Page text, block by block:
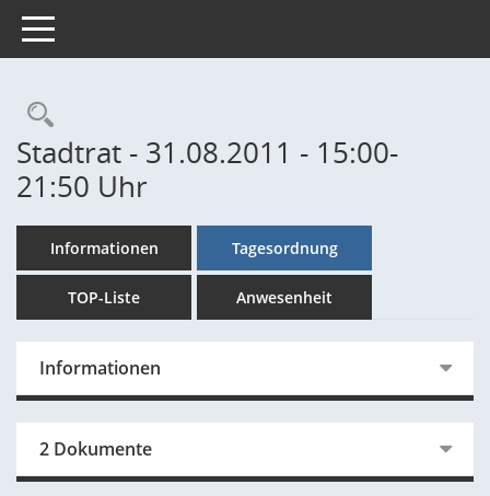
Toggle navigation
Rechercheauswahl
Stadtrat - 31.08.2011 - 15:00-
21:50 Uhr
Informationen Tagesordnung
TOP-Liste Anwesenheit
Informationen
2 Dokumente